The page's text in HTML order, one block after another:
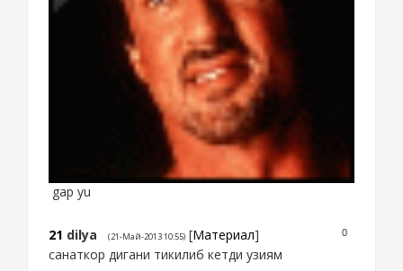
gap yu
0
21 dilya (21-Май-2013 10:55) [Материал]
санаткор дигани тикилиб кетди узиям